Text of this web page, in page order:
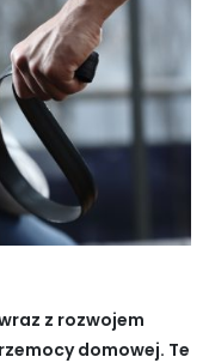
z rozwojem
domowej. Te